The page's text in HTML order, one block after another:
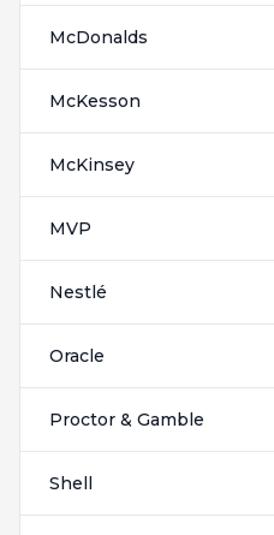
McDonalds
McKesson
McKinsey
MVP
Nestlé
Oracle
Proctor & Gamble
Shell